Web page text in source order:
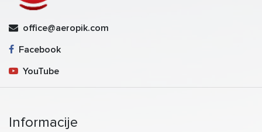
office@aeropik.com
Facebook
YouTube
Informacije